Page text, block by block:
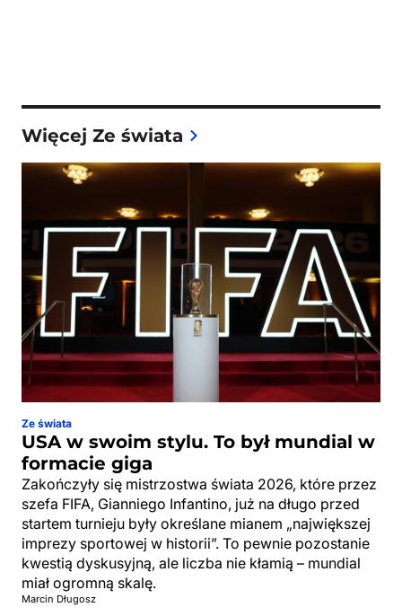
Więcej Ze świata
Ze świata
USA w swoim stylu. To był mundial w
formacie giga
Zakończyły się mistrzostwa świata 2026, które przez
szefa FIFA, Gianniego Infantino, już na długo przed
startem turnieju były określane mianem „największej
imprezy sportowej w historii”. To pewnie pozostanie
kwestią dyskusyjną, ale liczba nie kłamią – mundial
miał ogromną skalę.
Marcin Długosz